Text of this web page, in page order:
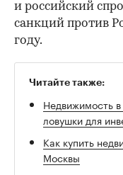
и российский
санкций против
году.
Читайте также:
Недвижимость
ловушки для
Как купить
Москвы